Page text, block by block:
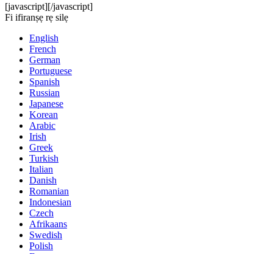
[javascript][/javascript]
Fi ifiranṣẹ rẹ silẹ
English
French
German
Portuguese
Spanish
Russian
Japanese
Korean
Arabic
Irish
Greek
Turkish
Italian
Danish
Romanian
Indonesian
Czech
Afrikaans
Swedish
Polish